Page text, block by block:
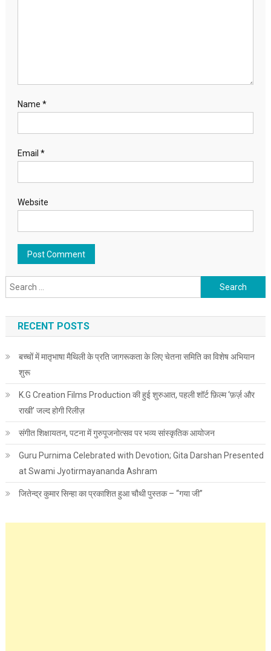
Name *
Email *
Website
Search for:
RECENT POSTS
बच्चों में मातृभाषा मैथिली के प्रति जागरूकता के लिए चेतना समिति का विशेष अभियान
शुरू
K.G Creation Films Production की हुई शुरुआत, पहली शॉर्ट फ़िल्म ‘फ़र्ज़ और
राखी’ जल्द होगी रिलीज़
संगीत शिक्षायतन, पटना में गुरुपूजनोत्सव पर भव्य सांस्कृतिक आयोजन
Guru Purnima Celebrated with Devotion; Gita Darshan Presented
at Swami Jyotirmayananda Ashram
जितेन्द्र कुमार सिन्हा का प्रकाशित हुआ चौथी पुस्तक – “गया जी”